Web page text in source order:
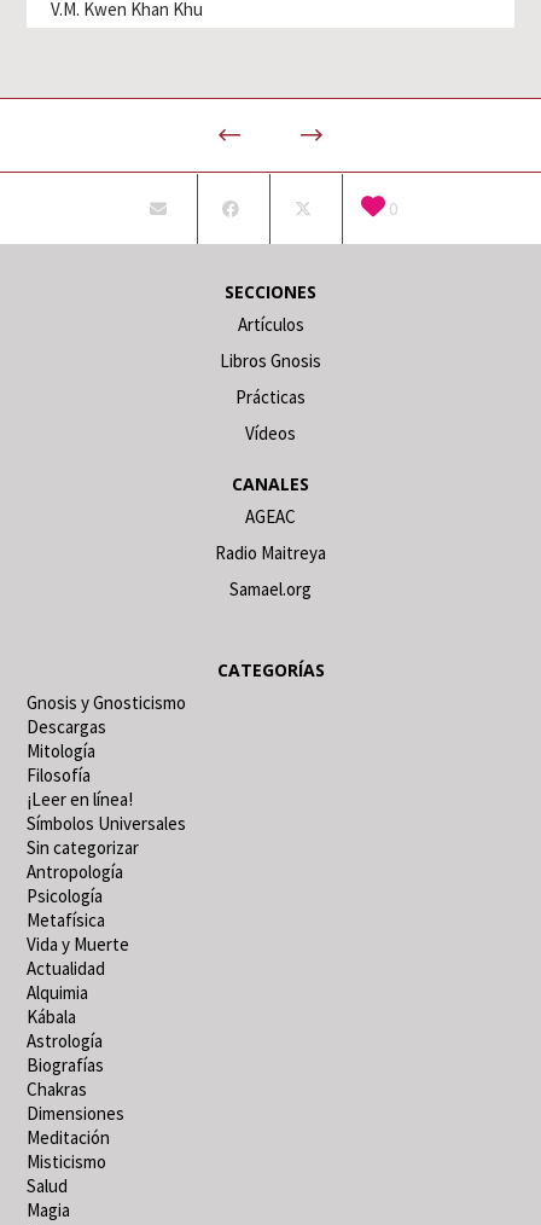
V.M. Kwen Khan Khu
0
SECCIONES
Artículos
Libros Gnosis
Prácticas
Vídeos
CANALES
AGEAC
Radio Maitreya
Samael.org
CATEGORÍAS
Gnosis y Gnosticismo
Descargas
Mitología
Filosofía
¡Leer en línea!
Símbolos Universales
Sin categorizar
Antropología
Psicología
Metafísica
Vida y Muerte
Actualidad
Alquimia
Kábala
Astrología
Biografías
Chakras
Dimensiones
Meditación
Misticismo
Salud
Magia